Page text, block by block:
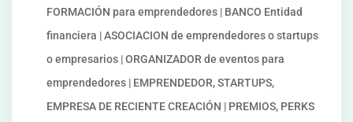
FORMACIÓN para emprendedores | BANCO Entidad
financiera | ASOCIACION de emprendedores o startups
o empresarios | ORGANIZADOR de eventos para
emprendedores | EMPRENDEDOR, STARTUPS,
EMPRESA DE RECIENTE CREACIÓN | PREMIOS, PERKS